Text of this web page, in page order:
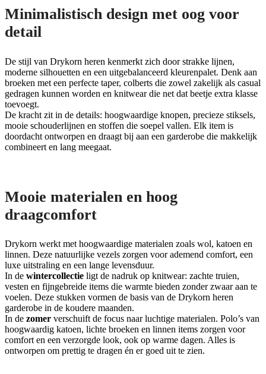
Minimalistisch design met oog voor
detail
De stijl van Drykorn heren kenmerkt zich door strakke lijnen,
moderne silhouetten en een uitgebalanceerd kleurenpalet. Denk aan
broeken met een perfecte taper, colberts die zowel zakelijk als casual
gedragen kunnen worden en knitwear die net dat beetje extra klasse
toevoegt.
De kracht zit in de details: hoogwaardige knopen, precieze stiksels,
mooie schouderlijnen en stoffen die soepel vallen. Elk item is
doordacht ontworpen en draagt bij aan een garderobe die makkelijk
combineert en lang meegaat.
Mooie materialen en hoog
draagcomfort
Drykorn werkt met hoogwaardige materialen zoals wol, katoen en
linnen. Deze natuurlijke vezels zorgen voor ademend comfort, een
luxe uitstraling en een lange levensduur.
In de wintercollectie ligt de nadruk op knitwear: zachte truien,
vesten en fijngebreide items die warmte bieden zonder zwaar aan te
voelen. Deze stukken vormen de basis van de Drykorn heren
garderobe in de koudere maanden.
In de zomer verschuift de focus naar luchtige materialen. Polo’s van
hoogwaardig katoen, lichte broeken en linnen items zorgen voor
comfort en een verzorgde look, ook op warme dagen. Alles is
ontworpen om prettig te dragen én er goed uit te zien.